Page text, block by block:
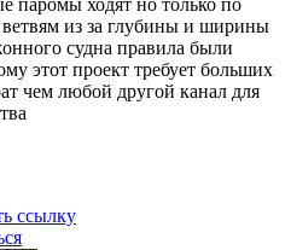
паромы ходят но только по
из за глубины и ширины
судна правила были
этот проект требует больших
чем любой другой канал для
ссылку